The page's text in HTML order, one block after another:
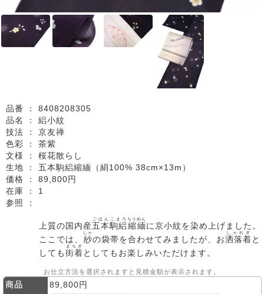
品番 ： 8408208305
品名 ： 絽小紋
技法 ： 京友禅
色彩 ： 茶紫
文様 ： 桜花散らし
生地 ： 五本駒絽縮緬（絹100% 38cm×13m）
価格 ： 89,800円
在庫 ： 1
参照 ：
上質の国内産五本
ごほん
駒絽
こまろ
縮緬
ちりめん
に京小紋を染め上げました。
ここでは、 紗
しゃ
の袋帯を合わせてみましたが、お洒落着
しゃれぎ
と
しても街着
まちぎ
としてもお楽しみいただけます。
お仕立方法を選択されますと見積金額が表示されます。
商品
89,800円